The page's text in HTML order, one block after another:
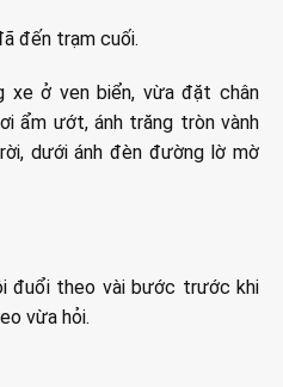
đến trạm cuối.
xe ở ven biển, vừa đặt chân
ẩm ướt, ánh trăng tròn vành
dưới ánh đèn đường lờ mờ
đuổi theo vài bước trước khi
vừa hỏi.